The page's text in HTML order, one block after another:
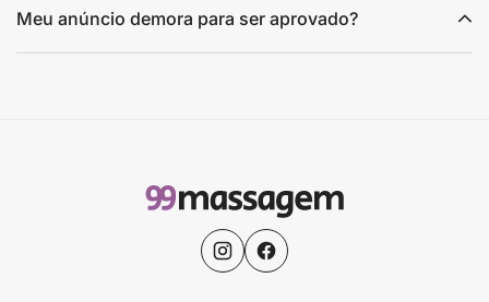
Meu anúncio demora para ser aprovado?